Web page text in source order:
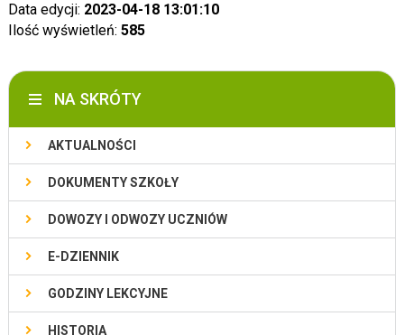
Data edycji: 2023-04-18 13:01:10
Ilość wyświetleń: 585
NA SKRÓTY
AKTUALNOŚCI
DOKUMENTY SZKOŁY
DOWOZY I ODWOZY UCZNIÓW
E-DZIENNIK
GODZINY LEKCYJNE
HISTORIA